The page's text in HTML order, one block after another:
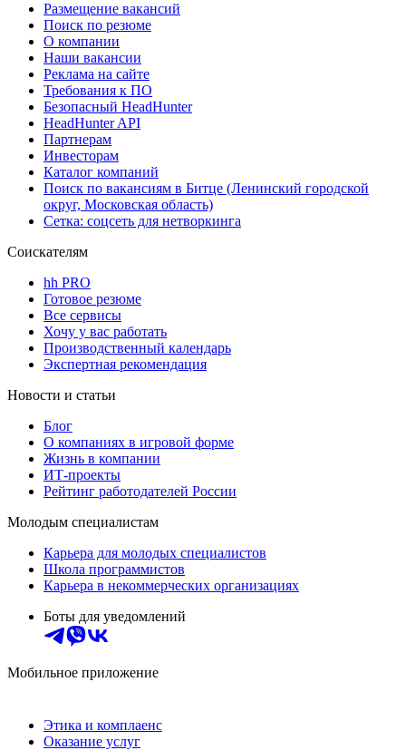
Размещение вакансий
Поиск по резюме
О компании
Наши вакансии
Реклама на сайте
Требования к ПО
Безопасный HeadHunter
HeadHunter API
Партнерам
Инвесторам
Каталог компаний
Поиск по вакансиям в Битце (Ленинский городской
округ, Московская область)
Сетка: соцсеть для нетворкинга
Соискателям
hh PRO
Готовое резюме
Все сервисы
Хочу у вас работать
Производственный календарь
Экспертная рекомендация
Новости и статьи
Блог
О компаниях в игровой форме
Жизнь в компании
ИТ-проекты
Рейтинг работодателей России
Молодым специалистам
Карьера для молодых специалистов
Школа программистов
Карьера в некоммерческих организациях
Боты для уведомлений
Мобильное приложение
Этика и комплаенс
Оказание услуг